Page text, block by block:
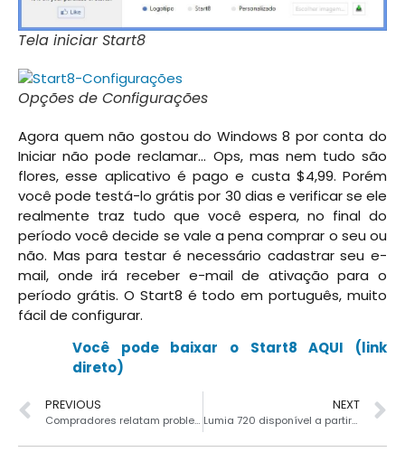
Tela iniciar Start8
Opções de Configurações
Agora quem não gostou do Windows 8 por conta do
Iniciar não pode reclamar… Ops, mas nem tudo são
flores, esse aplicativo é pago e custa $4,99. Porém
você pode testá-lo grátis por 30 dias e verificar se ele
realmente traz tudo que você espera, no final do
período você decide se vale a pena comprar o seu ou
não. Mas para testar é necessário cadastrar seu e-
mail, onde irá receber e-mail de ativação para o
período grátis. O Start8 é todo em português, muito
fácil de configurar.
Você pode baixar o Start8 AQUI (link
direto)
PREVIOUS
Compradores relatam problemas no Galaxy S 4
NEXT
Lumia 720 disponível a partir de R$852,72